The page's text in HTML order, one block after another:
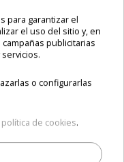
para garantizar el
el uso del sitio y, en
publicitarias
o configurarlas
política de cookies.